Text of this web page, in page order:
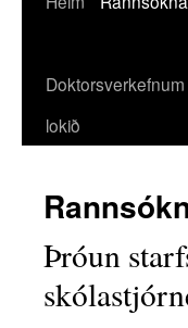
Doktorsverkefnum
lokið
Þróun